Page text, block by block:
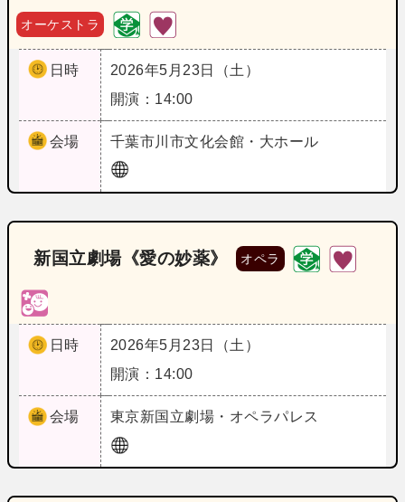
オーケストラ
日時
2026年5月23日（土）
開演：14:00
会場 千葉市川市文化会館・大ホール
新国立劇場《愛の妙薬》 オペラ
日時
2026年5月23日（土）
開演：14:00
会場 東京新国立劇場・オペラパレス